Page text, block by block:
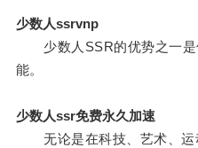
少数人ssrvnp
少数人SSR的优势之一是
能。
少数人ssr免费永久加速
无论是在科技、艺术、运